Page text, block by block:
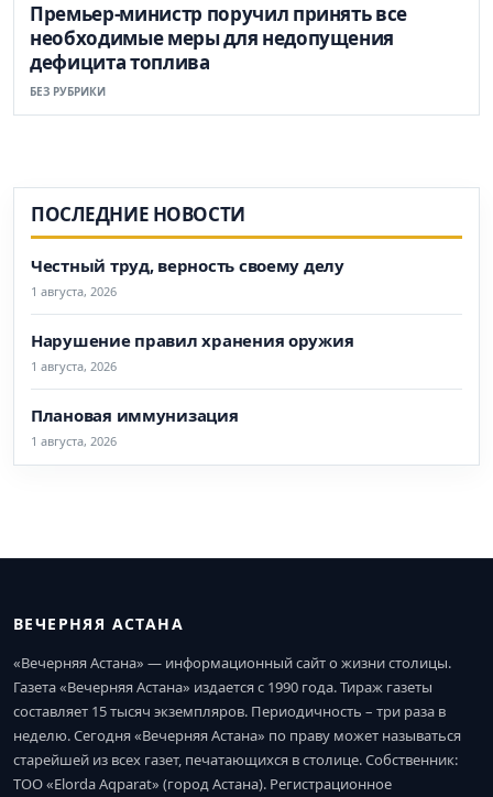
Премьер-министр поручил принять все
необходимые меры для недопущения
дефицита топлива
БЕЗ РУБРИКИ
ПОСЛЕДНИЕ НОВОСТИ
Честный труд, верность своему делу
1 августа, 2026
Нарушение правил хранения оружия
1 августа, 2026
Плановая иммунизация
1 августа, 2026
ВЕЧЕРНЯЯ АСТАНА
«Вечерняя Астана» — информационный сайт о жизни столицы.
Газета «Вечерняя Астана» издается с 1990 года. Тираж газеты
составляет 15 тысяч экземпляров. Периодичность – три раза в
неделю. Сегодня «Вечерняя Астана» по праву может называться
старейшей из всех газет, печатающихся в столице. Собственник:
ТОО «Elorda Aqparat» (город Астана). Регистрационное